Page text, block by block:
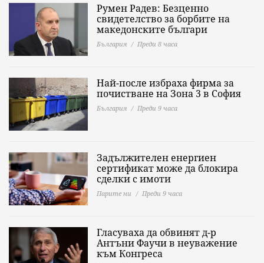
Румен Радев: Безценно
свидетелство за борбите на
македонските българи
България Преди 8 часа
Най-после избраха фирма за
почистване на Зона 3 в София
България Преди 9 часа
Задължителен енергиен
сертификат може да блокира
сделки с имоти
Парите ни Преди 9 часа
Гласуваха да обвинят д-р
Антъни Фаучи в неуважение
към Конгреса